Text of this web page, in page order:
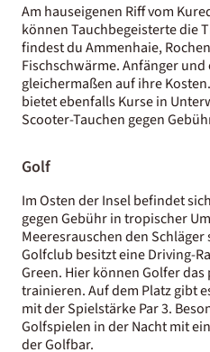
Am hauseigenen Riff vom
können Tauchbegeisterte die
findest du Ammenhaie,
Fischschwärme. Anfänger
gleichermaßen auf ihre
bietet ebenfalls Kurse in
Scooter-Tauchen gegen
Golf
Im Osten der Insel befindet
gegen Gebühr in tropischer
Meeresrauschen den
Golfclub besitzt eine Driving-
Green. Hier können Golfer
trainieren. Auf dem Platz gibt
mit der Spielstärke Par 3.
Golfspielen in der Nacht mit
der Golfbar.